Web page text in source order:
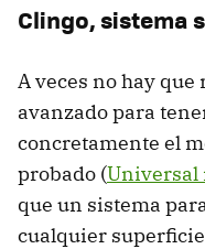
Clingo, sistema
A veces no hay
avanzado para
concretamente el
probado (Universal
que un sistema
cualquier